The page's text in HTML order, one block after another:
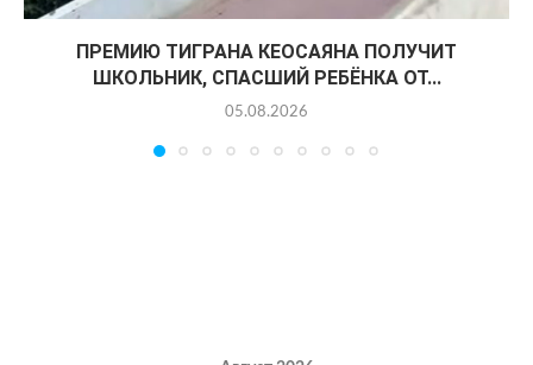
ПРЕМИЮ ТИГРАНА КЕОСАЯНА ПОЛУЧИТ
ШКОЛЬНИК, СПАСШИЙ РЕБЁНКА ОТ...
05.08.2026